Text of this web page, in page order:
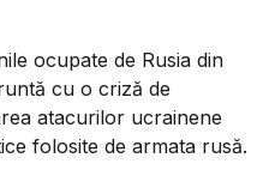
ocupate de Rusia din
cu o criză de
atacurilor ucrainene
folosite de armata rusă.